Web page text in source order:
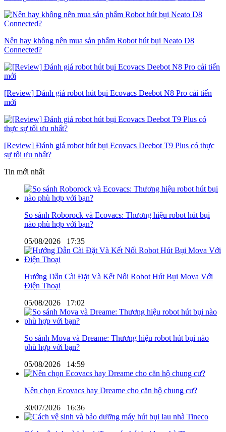
Nên hay không nên mua sản phẩm Robot hút bụi Neato D8
Connected?
[Review] Đánh giá robot hút bụi Ecovacs Deebot N8 Pro cải tiến
mới
[Review] Đánh giá robot hút bụi Ecovacs Deebot T9 Plus có thực
sự tối ưu nhất?
Tin mới nhất
So sánh Roborock và Ecovacs: Thương hiệu robot hút bụi
nào phù hợp với bạn?
05/08/2026 17:35
Hướng Dẫn Cài Đặt Và Kết Nối Robot Hút Bụi Mova Với
Điện Thoại
05/08/2026 17:02
So sánh Mova và Dreame: Thương hiệu robot hút bụi nào
phù hợp với bạn?
05/08/2026 14:59
Nên chọn Ecovacs hay Dreame cho căn hộ chung cư?
30/07/2026 16:36